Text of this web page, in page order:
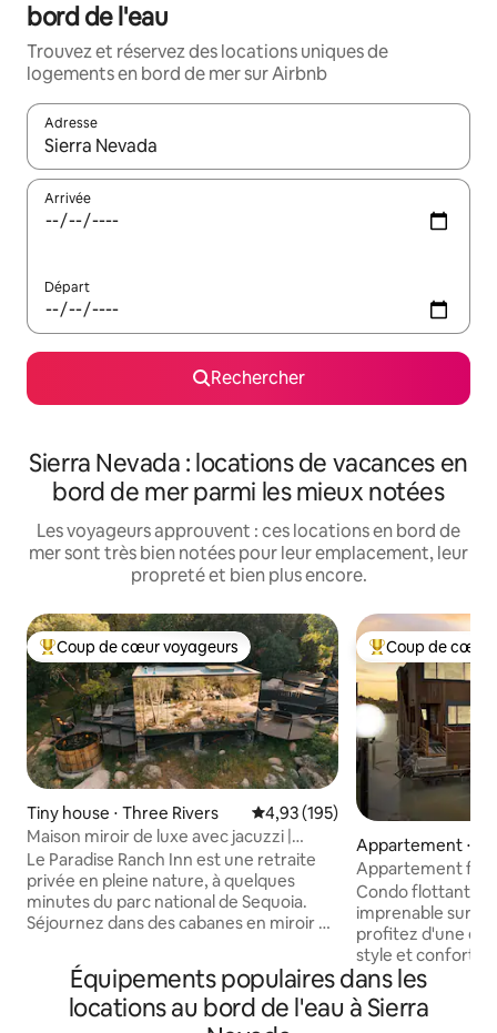
bord de l'eau
Trouvez et réservez des locations uniques de
logements en bord de mer sur Airbnb
Adresse
Lorsque les résultats s'affichent, utilisez les flèches vers le
Arrivée
Départ
Rechercher
Sierra Nevada : locations de vacances en
bord de mer parmi les mieux notées
Les voyageurs approuvent : ces locations en bord de
mer sont très bien notées pour leur emplacement, leur
propreté et bien plus encore.
Coups de cœur voyageurs les plus appréciés
Coup de cœur voyageurs
Tiny house ⋅ Three Rivers Évaluation moyenne sur la
4,93 (195)
Maison miroir de luxe avec jacuzzi |
Sequoia (Awake)
Le Paradise Ranch Inn est une retraite
privée en pleine nature, à quelques
minutes du parc national de Sequoia.
Séjournez dans des cabanes en miroir au
ou dans des tentes de glamping de luxe
installées au cœur d’un paysage
pittoresque au bord de la rivière.
Profitez de foyers extérieurs, d’un
Coups de cœur
Coup de cœur
Appartement ⋅
Appartement
Richardson à
Condo flottant
imprenable sur
profitez d'une
style et confort.
soleil depuis
confortable ou
pont avec des
Équipements populaires dans les
locations au bord de l'eau à Sierra